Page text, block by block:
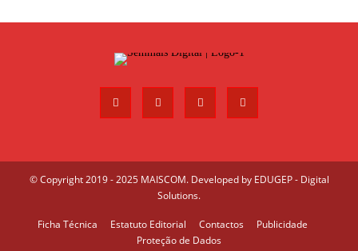
© Copyright 2019 - 2025 MAISCOM. Developed by EDUGEP - Digital
Solutions.
Ficha Técnica Estatuto Editorial Contactos
Publicidade
Proteção de Dados